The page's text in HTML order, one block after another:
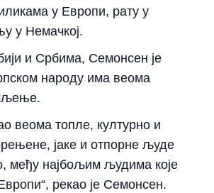
у Европи, рату у
у Немачкој.
и Србима, Семонсен је
народу има веома
веома топле, културно и
јаке и отпорне људе
међу најбољим људима које
рекао је Семонсен.